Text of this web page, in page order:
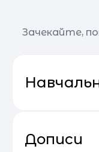
Зачекайте,
Дописи